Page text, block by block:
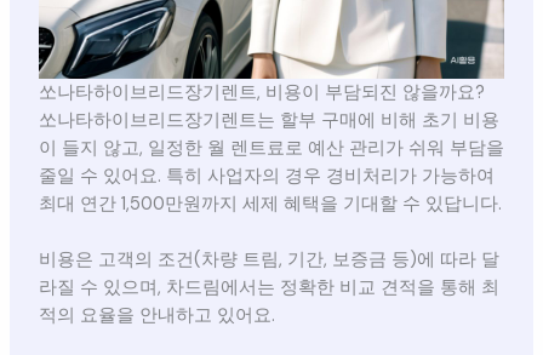
쏘나타하이브리드장기렌트, 비용이 부담되진 않을까요?
쏘나타하이브리드장기렌트는 할부 구매에 비해 초기 비용
이 들지 않고, 일정한 월 렌트료로 예산 관리가 쉬워 부담을
줄일 수 있어요. 특히 사업자의 경우 경비처리가 가능하여
최대 연간 1,500만원까지 세제 혜택을 기대할 수 있답니다.
비용은 고객의 조건(차량 트림, 기간, 보증금 등)에 따라 달
라질 수 있으며, 차드림에서는 정확한 비교 견적을 통해 최
적의 요율을 안내하고 있어요.